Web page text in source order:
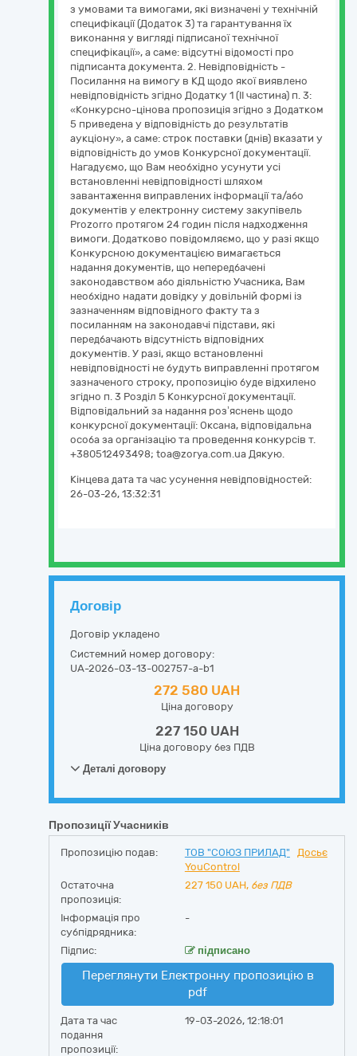
з умовами та вимогами, які визначені у технічній
специфікації (Додаток 3) та гарантування їх
виконання у вигляді підписаної технічної
специфікації», а саме: відсутні відомості про
підписанта документа. 2. Невідповідність -
Посилання на вимогу в КД щодо якої виявлено
невідповідність згідно Додатку 1 (ІІ частина) п. 3:
«Конкурсно-цінова пропозиція згідно з Додатком
5 приведена у відповідність до результатів
аукціону», а саме: строк поставки (днів) вказати у
відповідність до умов Конкурсної документації.
Нагадуємо, що Вам необхідно усунути усі
встановленні невідповідності шляхом
завантаження виправлених інформації та/або
документів у електронну систему закупівель
Prozorro протягом 24 годин після надходження
вимоги. Додатково повідомляємо, що у разі якщо
Конкурсною документацією вимагається
надання документів, що непередбачені
законодавством або діяльністю Учасника, Вам
необхідно надати довідку у довільній формі із
зазначенням відповідного факту та з
посиланням на законодавчі підстави, які
передбачають відсутність відповідних
документів. У разі, якщо встановленні
невідповідності не будуть виправленні протягом
зазначеного строку, пропозицію буде відхилено
згідно п. 3 Розділ 5 Конкурсної документації.
Відповідальний за надання роз’яснень щодо
конкурсної документації: Оксана, відповідальна
особа за організацію та проведення конкурсів т.
+380512493498; toa@zorya.com.ua Дякую.
Кінцева дата та час усунення невідповідностей:
26-03-26, 13:32:31
Договір
Договір укладено
Системний номер договору:
UA-2026-03-13-002757-a-b1
272 580 UAH
Ціна договору
227 150 UAH
Ціна договору без ПДВ
Деталі договору
Пропозиції Учасників
Пропозицію подав: ТОВ "СОЮЗ ПРИЛАД"
Досьє
YouControl
Остаточна
пропозиція:
227 150 UAH, без ПДВ
Інформація про
субпідрядника:
-
Підпис: підписано
Переглянути Електронну пропозицію в
pdf
Дата та час
подання
пропозиції:
19-03-2026, 12:18:01